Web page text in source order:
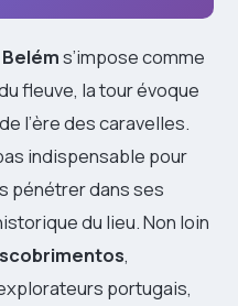
s’impose comme
fleuve, la tour évoque
l’ère des caravelles.
indispensable pour
pénétrer dans ses
du lieu. Non loin
,
portugais,